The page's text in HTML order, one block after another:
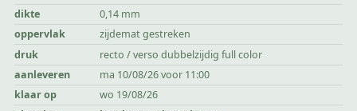
dikte
0,14 mm
oppervlak
zijdemat gestreken
druk
recto / verso dubbelzijdig full color
aanleveren
ma 10/08/26 voor 11:00
klaar op
wo 19/08/26